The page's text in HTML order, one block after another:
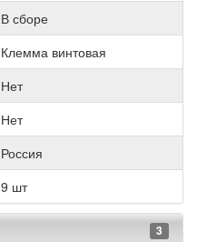
В сборе
Клемма винтовая
Нет
Нет
Россия
9 шт
3